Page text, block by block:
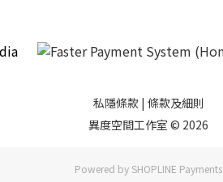
私隱條款| 條款及細則
異度空間工作室 © 2026
Powered by SHOPLINE Payments